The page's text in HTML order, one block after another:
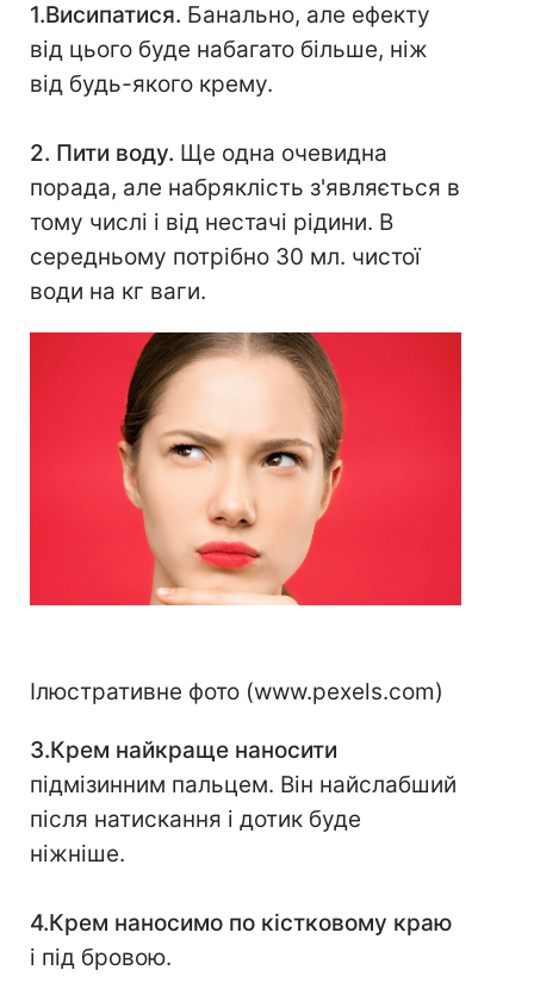
1.Висипатися. Банально, але ефекту
від цього буде набагато більше, ніж
від будь-якого крему.
2. Пити воду. Ще одна очевидна
порада, але набряклість з'являється в
тому числі і від нестачі рідини. В
середньому потрібно 30 мл. чистої
води на кг ваги.
Ілюстративне фото (www.pexels.com)
3.Крем найкраще наносити
підмізинним пальцем. Він найслабший
після натискання і дотик буде
ніжніше.
4.Крем наносимо по кістковому краю
і під бровою.